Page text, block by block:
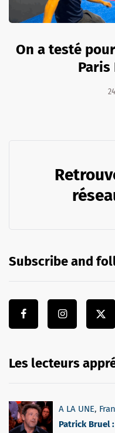
On a testé
Paris
Subscribe and
Les lecteurs
A LA UNE,
Patrick Bruel